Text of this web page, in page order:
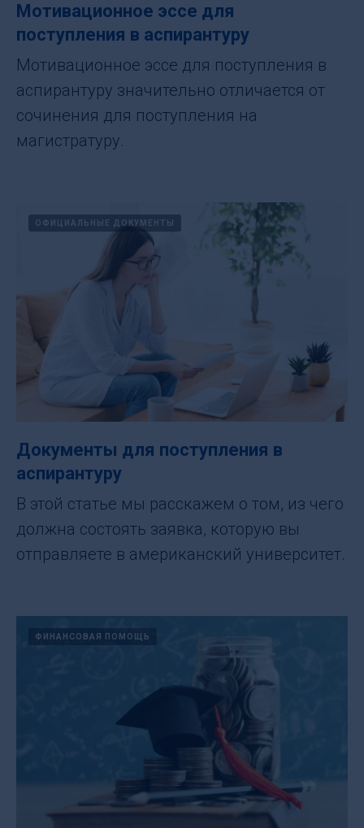
Мотивационное эссе для
поступления в аспирантуру
Мотивационное эссе для поступления в
аспирантуру значительно отличается от
сочинения для поступления на
магистратуру.
ОФИЦИАЛЬНЫЕ ДОКУМЕНТЫ
Документы для поступления в
аспирантуру
В этой статье мы расскажем о том, из чего
должна состоять заявка, которую вы
отправляете в американский университет.
ФИНАНСОВАЯ ПОМОЩЬ